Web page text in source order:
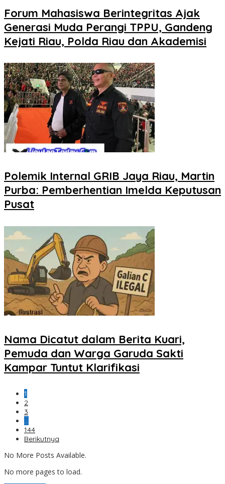
Forum Mahasiswa Berintegritas Ajak
Generasi Muda Perangi TPPU, Gandeng
Kejati Riau, Polda Riau dan Akademisi
Polemik Internal GRIB Jaya Riau, Martin
Purba: Pemberhentian Imelda Keputusan
Pusat
Nama Dicatut dalam Berita Kuari,
Pemuda dan Warga Garuda Sakti
Kampar Tuntut Klarifikasi
1
2
3
…
144
Berikutnya
No More Posts Available.
No more pages to load.